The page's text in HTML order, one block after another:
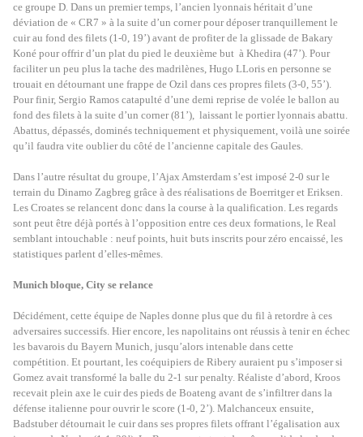
ce groupe D. Dans un premier temps, l’ancien lyonnais héritait d’une
déviation de « CR7 » à la suite d’un corner pour déposer tranquillement le
cuir au fond des filets (1-0, 19’) avant de profiter de la glissade de Bakary
Koné pour offrir d’un plat du pied le deuxième but à Khedira (47’). Pour
faciliter un peu plus la tache des madrilènes, Hugo LLoris en personne se
trouait en détournant une frappe de Ozil dans ces propres filets (3-0, 55’).
Pour finir, Sergio Ramos catapulté d’une demi reprise de volée le ballon au
fond des filets à la suite d’un corner (81’), laissant le portier lyonnais abattu.
Abattus, dépassés, dominés techniquement et physiquement, voilà une soirée
qu’il faudra vite oublier du côté de l’ancienne capitale des Gaules.
Dans l’autre résultat du groupe, l’Ajax Amsterdam s’est imposé 2-0 sur le
terrain du Dinamo Zagbreg grâce à des réalisations de Boerritger et Eriksen.
Les Croates se relancent donc dans la course à la qualification. Les regards
sont peut être déjà portés à l’opposition entre ces deux formations, le Real
semblant intouchable : neuf points, huit buts inscrits pour zéro encaissé, les
statistiques parlent d’elles-mêmes.
Munich bloque, City se relance
Décidément, cette équipe de Naples donne plus que du fil à retordre à ces
adversaires successifs. Hier encore, les napolitains ont réussis à tenir en échec
les bavarois du Bayern Munich, jusqu’alors intenable dans cette
compétition. Et pourtant, les coéquipiers de Ribery auraient pu s’imposer si
Gomez avait transformé la balle du 2-1 sur penalty. Réaliste d’abord, Kroos
recevait plein axe le cuir des pieds de Boateng avant de s’infiltrer dans la
défense italienne pour ouvrir le score (1-0, 2’). Malchanceux ensuite,
Badstuber détournait le cuir dans ses propres filets offrant l’égalisation aux